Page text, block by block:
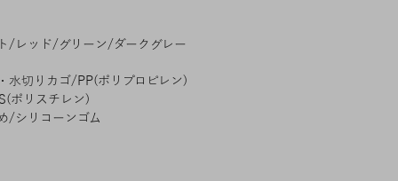
/レッド/グリーン/ダークグレー
水切りカゴ/PP(ポリプロピレン)
ポリスチレン)
/シリコーンゴム